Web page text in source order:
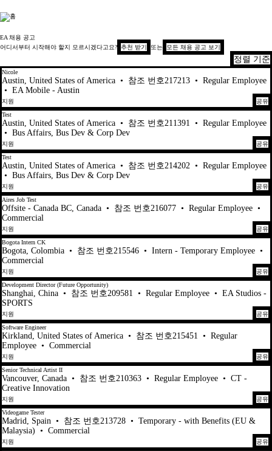
Electronic Arts
EA 채용 공고
어디서부터 시작해야 할지 모르시겠다고요?
추천 받기 또는 모든 채용 공고 보기
1-20 448건 결과
정렬 기준
Nicole
Austin, United States of America • 참조 번호217213 • Regular Employee
• EA Mobile - Austin
지원
공유
Test
Austin, United States of America • 참조 번호211391 • Regular Employee
• Bus Affairs, Bus Dev & Corp Dev
지원
공유
Test
Austin, United States of America • 참조 번호214202 • Regular Employee
• Bus Affairs, Bus Dev & Corp Dev
지원
공유
Aires Job Test
Offsite - Canada BC, Canada • 참조 번호216077 • Regular Employee •
Commercial
지원
공유
Bogota Intern CK
Bogota, Colombia • 참조 번호215546 • Intern - Temporary Employee •
Commercial
지원
공유
Development Director (Future Opportunity)
Shanghai, China • 참조 번호209581 • Regular Employee • EA Studios -
SPORTS
지원
공유
Software Engineer
Kirkland, United States of America • 참조 번호215451 • Regular
Employee • Commercial
지원
공유
Senior Technical Artist II
Vancouver, Canada • 참조 번호210363 • Regular Employee • CT -
Creative Innovation
지원
공유
Videogame Tester
Madrid, Spain • 참조 번호213728 • Temporary - with Benefits (EU &
Malaysia) • Commercial
지원
공유